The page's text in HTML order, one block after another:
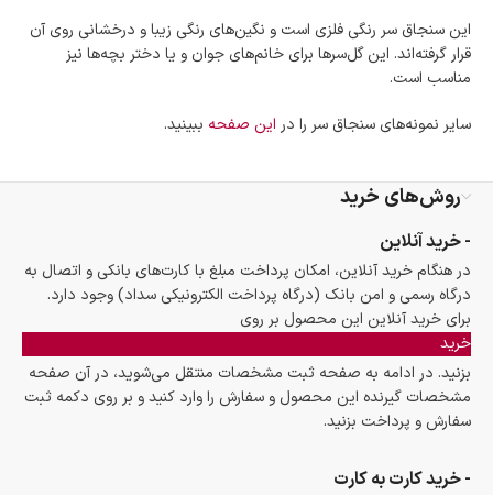
این سنجاق سر رنگی فلزی است و نگین‌های رنگی زیبا و درخشانی روی آن
قرار گرفته‌اند. این گل‌سرها برای خانم‌های جوان و یا دختر بچه‌ها نیز
مناسب است.
سایر نمونه‌های سنجاق سر را در این صفحه ببینید.
روش‌های خرید
- خرید آنلاین
در هنگام خرید آنلاین، امکان پرداخت مبلغ با کارت‌های بانکی و اتصال به
درگاه رسمی و امن بانک (درگاه پرداخت الکترونیکی سداد) وجود دارد.
برای خرید آنلاین این محصول بر روی
خرید
بزنید. در ادامه به صفحه ثبت مشخصات منتقل می‌شوید، در آن صفحه
مشخصات گیرنده این محصول و سفارش را وارد کنید و بر روی دکمه ثبت
سفارش و پرداخت بزنید.
- خرید کارت به کارت